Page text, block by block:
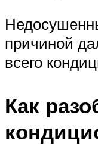
причиной
всего
Как